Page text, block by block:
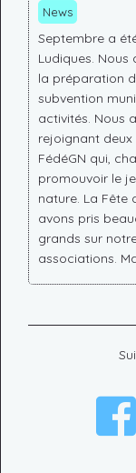
News
Septembre a
Ludiques. Nous
la préparation
subvention
activités. Nous
rejoignant deux
FédéGN qui,
promouvoir le
nature. La Fête
avons pris
grands sur
associations.